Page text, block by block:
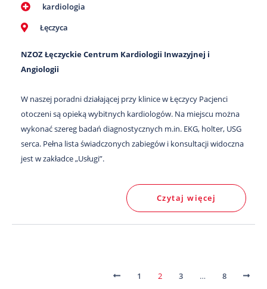
kardiologia
Łęczyca
NZOZ Łęczyckie Centrum Kardiologii Inwazyjnej i
Angiologii
W naszej poradni działającej przy klinice w Łęczycy Pacjenci
otoczeni są opieką wybitnych kardiologów. Na miejscu można
wykonać szereg badań diagnostycznych m.in. EKG, holter, USG
serca. Pełna lista świadczonych zabiegów i konsultacji widoczna
jest w zakładce „Usługi”.
Czytaj więcej
Posts navigation1 2 3 … 8